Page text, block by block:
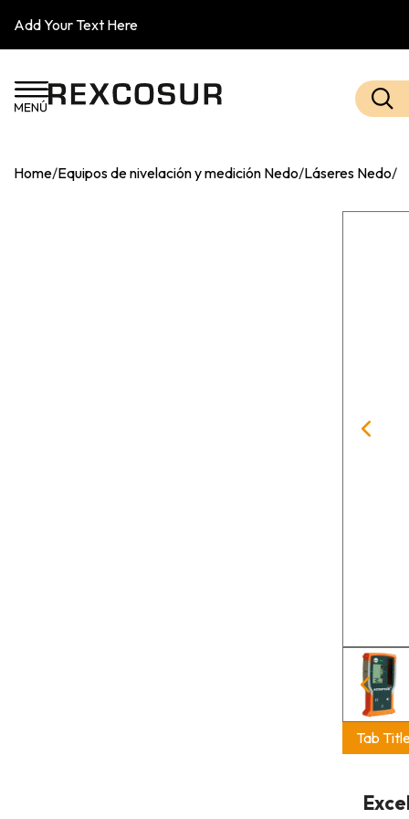
Add Your Text Here
Home/Equipos de nivelación y medición Nedo/Láseres Nedo/
Tab